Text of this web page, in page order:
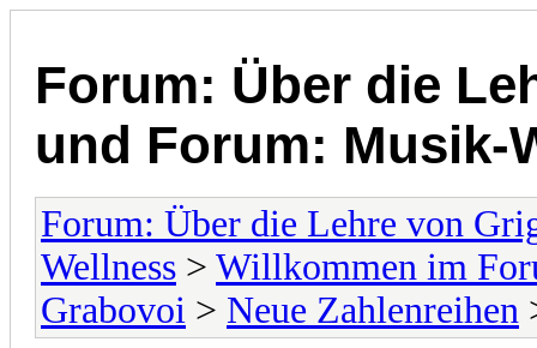
Forum: Über die
und Forum: Musik-
Forum: Über die Lehre von
Wellness > Willkommen im
Grabovoi > Neue Zahlenreihen